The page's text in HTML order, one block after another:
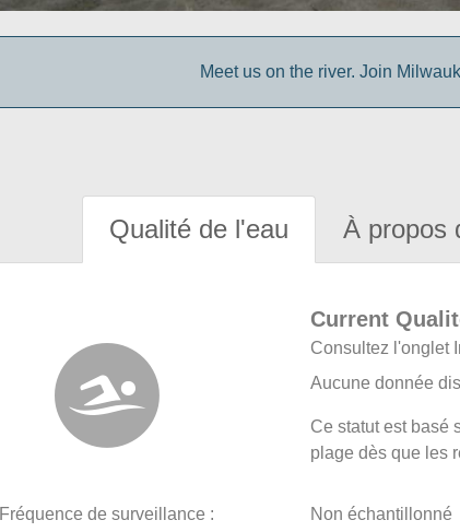
Meet us on the river. Join
Qualité de l'eau À propos
Current
Consultez l'onglet
Aucune donnée
Ce statut est basé
plage dès que les
Fréquence de surveillance : Non échantillonné